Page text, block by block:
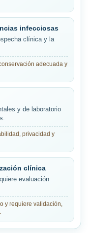
infecciosas
clínica y la
adecuada y
y de laboratorio
privacidad y
clínica
evaluación
y requiere validación,